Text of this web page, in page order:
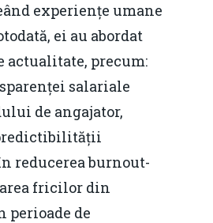
experiențe umane
ei au abordat
actualitate, precum:
salariale
de angajator,
reducerea burnout-
fricilor din
perioade de